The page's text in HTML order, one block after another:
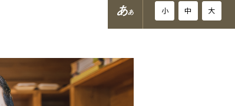
ああ 小 中 大